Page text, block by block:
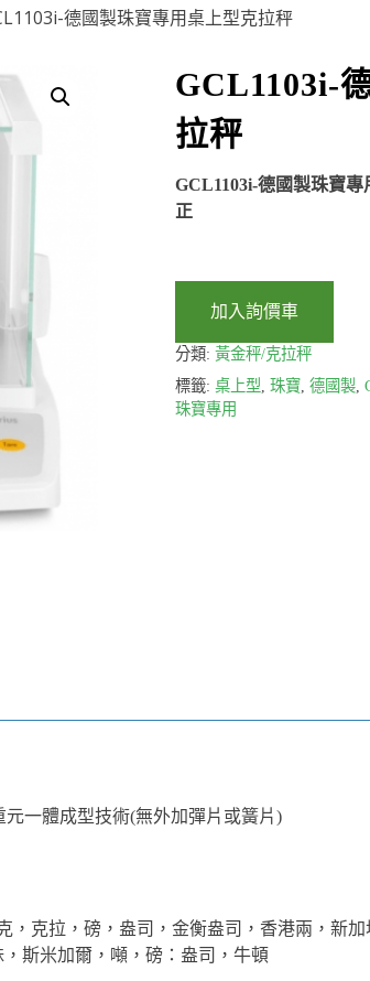
德國製珠寶專用桌上型克拉秤
GCL1103i-
拉秤
GCL1103i-德國製珠寶專
正
加入詢價車
分類: 黃金秤/克拉秤
標籤: 桌上型 珠寶, 德國製,
珠寶專用
一體成型技術(無外加彈片或簧片)
，克拉，磅，盎司，金衡盎司，香港兩，新
斯米加爾，噸，磅：盎司，牛頓